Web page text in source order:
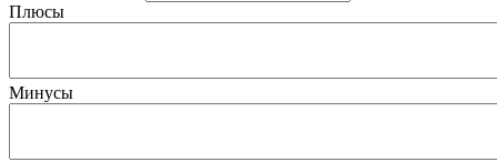
Плюсы
Минусы